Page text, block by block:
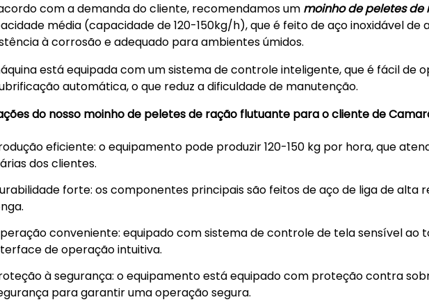
com a demanda do cliente, recomendamos um moinho de peletes
média (capacidade de 120-150kg/h), que é feito de aço inoxidável de
à corrosão e adequado para ambientes úmidos.
está equipada com um sistema de controle inteligente, que é fácil de
automática, o que reduz a dificuldade de manutenção.
do nosso moinho de peletes de ração flutuante para o cliente de
eficiente: o equipamento pode produzir 120-150 kg por hora, que
dos clientes.
forte: os componentes principais são feitos de aço de liga de alta
conveniente: equipado com sistema de controle de tela sensível ao
de operação intuitiva.
à segurança: o equipamento está equipado com proteção contra
para garantir uma operação segura.